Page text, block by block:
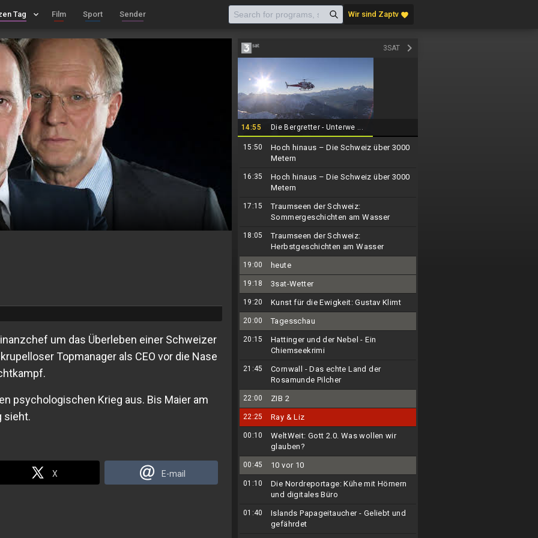
Tag keyboard_arrow_down Film Sport Sender Wir sind Zaptv favorite
um das Überleben einer Schweizer
Topmanager als CEO vor die Nase
psychologischen Krieg aus. Bis Maier am
sieht.
X E-mail
3SAT keyboard_arrow_right
14:55 Die Bergretter - Unterwe ...
15:50
Hoch hinaus – Die Schweiz über 3000
Metern
16:35
Hoch hinaus – Die Schweiz über 3000
Metern
17:15
Traumseen der Schweiz:
Sommergeschichten am Wasser
18:05
Traumseen der Schweiz:
Herbstgeschichten am Wasser
19:00 heute
19:18 3sat-Wetter
19:20 Kunst für die Ewigkeit: Gustav Klimt
20:00 Tagesschau
20:15
Hattinger und der Nebel - Ein
Chiemseekrimi
21:45
Cornwall - Das echte Land der
Rosamunde Pilcher
22:00 ZIB 2
22:25 Ray & Liz
00:10
WeltWeit: Gott 2.0. Was wollen wir
glauben?
00:45 10 vor 10
01:10
Die Nordreportage: Kühe mit Hörnern
und digitales Büro
01:40
Islands Papageitaucher - Geliebt und
gefährdet